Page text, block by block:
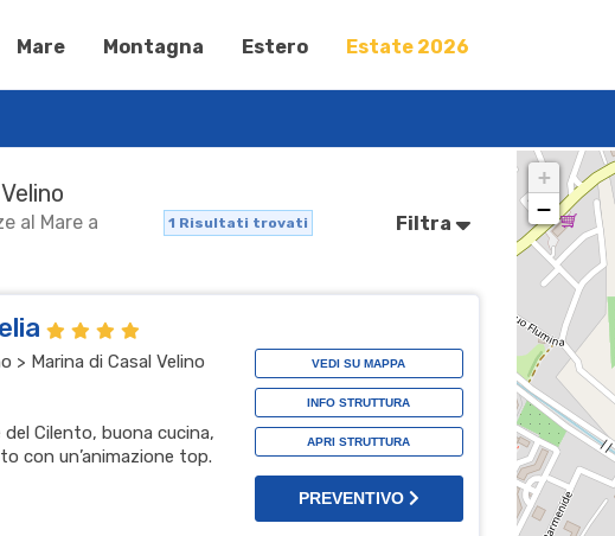
Mare Montagna Estero Estate 2026
al Mare a
1 Risultati trovati Filtra
> Marina di Casal Velino
Cilento, buona cucina,
con un’animazione top.
VEDI SU MAPPA
INFO STRUTTURA
APRI STRUTTURA
PREVENTIVO
+
−